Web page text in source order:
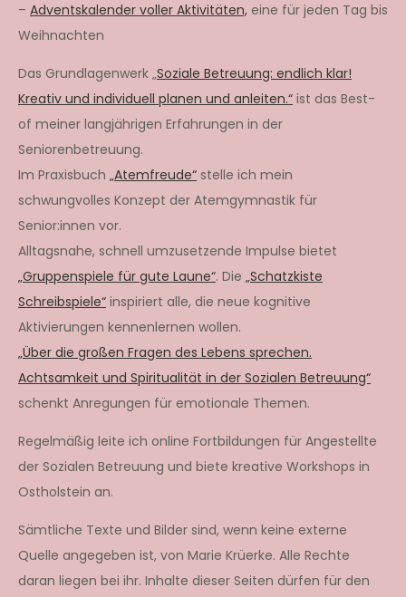
– Adventskalender voller Aktivitäten, eine für jeden Tag bis
Weihnachten
Das Grundlagenwerk „Soziale Betreuung: endlich klar!
Kreativ und individuell planen und anleiten.“ ist das Best-
of meiner langjährigen Erfahrungen in der
Seniorenbetreuung.
Im Praxisbuch „Atemfreude“ stelle ich mein
schwungvolles Konzept der Atemgymnastik für
Senior:innen vor.
Alltagsnahe, schnell umzusetzende Impulse bietet
„Gruppenspiele für gute Laune“. Die „Schatzkiste
Schreibspiele“ inspiriert alle, die neue kognitive
Aktivierungen kennenlernen wollen.
„Über die großen Fragen des Lebens sprechen.
Achtsamkeit und Spiritualität in der Sozialen Betreuung“
schenkt Anregungen für emotionale Themen.
Regelmäßig leite ich online Fortbildungen für Angestellte
der Sozialen Betreuung und biete kreative Workshops in
Ostholstein an.
Sämtliche Texte und Bilder sind, wenn keine externe
Quelle angegeben ist, von Marie Krüerke. Alle Rechte
daran liegen bei ihr. Inhalte dieser Seiten dürfen für den